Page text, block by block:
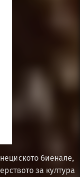
биенале,
за култура